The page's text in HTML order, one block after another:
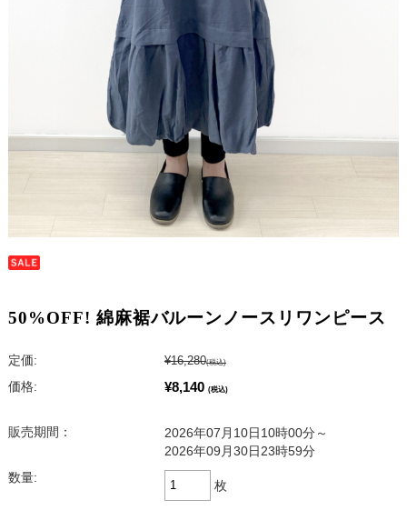
50%OFF! 綿麻裾バルーンノースリワンピース
定価: ¥16,280(税込)
価格: ¥8,140 (税込)
販売期間：
2026年07月10日10時00分～
2026年09月30日23時59分
数量:
枚